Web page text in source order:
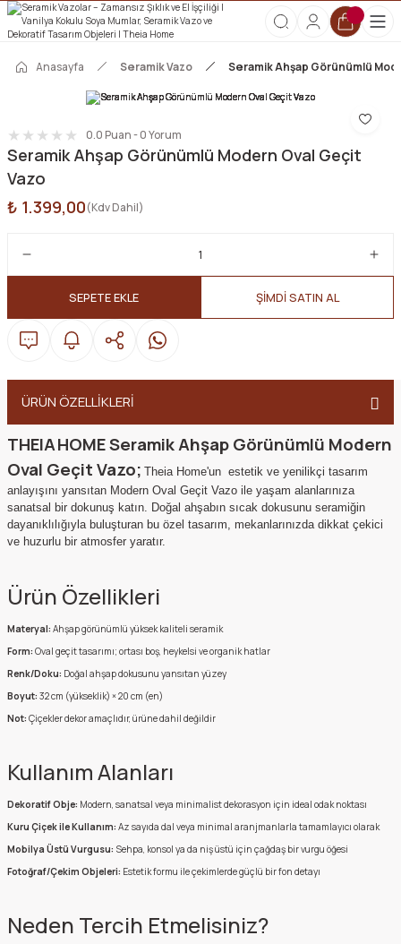
2000 TL ve Üzeri Tüm Siparişlerde Kargo Ücretsiz!
HOŞGELDİN10 kodunu kullanın, ilk alışverişinize özel %10 indirim
Anasayfa
Seramik Vazo Seramik Ahşap Görünümlü
Seramik Ahşap Görünümlü Modern Oval Geçit
Vazo
0.0 Puan - 0 Yorum
₺ 1.399,00(Kdv Dahil)
SEPETE EKLE ŞİMDİ SATIN AL
ÜRÜN ÖZELLİKLERİ
THEIA HOMESeramik Ahşap Görünümlü Modern
Oval Geçit Vazo; Theia Home'un estetik ve yenilikçi tasarım
anlayışını yansıtan Modern Oval Geçit Vazo ile yaşam alanlarınıza
sanatsal bir dokunuş katın. Doğal ahşabın sıcak dokusunu seramiğin
dayanıklılığıyla buluşturan bu özel tasarım, mekanlarınızda dikkat çekici
ve huzurlu bir atmosfer yaratır.
Ürün Özellikleri
Materyal: Ahşap görünümlü yüksek kaliteli seramik
Form: Oval geçit tasarımı; ortası boş, heykelsi ve organik hatlar
Renk/Doku: Doğal ahşap dokusunu yansıtan yüzey
Boyut: 32 cm (yükseklik) × 20 cm (en)
Not: Çiçekler dekor amaçlıdır, ürüne dahil değildir
Kullanım Alanları
Dekoratif Obje: Modern, sanatsal veya minimalist dekorasyon için ideal odak noktası
Kuru Çiçek ile Kullanım: Az sayıda dal veya minimal aranjmanlarla tamamlayıcı olarak
Mobilya Üstü Vurgusu: Sehpa, konsol ya da niş üstü için çağdaş bir vurgu öğesi
Fotoğraf/Çekim Objeleri: Estetik formu ile çekimlerde güçlü bir fon detayı
Neden Tercih Etmelisiniz?